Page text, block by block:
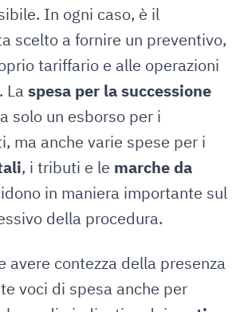
In ogni caso, è il
scelto a fornire un preventivo,
tariffario e alle operazioni
La spesa per la successione
solo un esborso per i
ma anche varie spese per i
, i tributi e le marche da
in maniera importante sul
della procedura.
avere contezza della presenza
voci di spesa anche per